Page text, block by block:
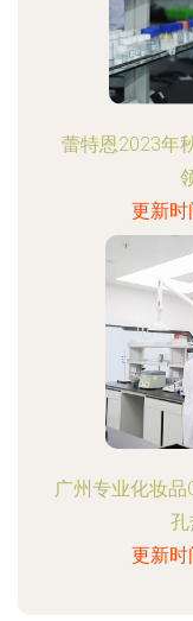
蕾特恩2023年
更新时
广州专业化妆品
更新时